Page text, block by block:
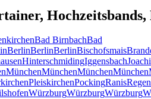
Bad BirnbachBad
BerlinBerlinBerlinBischofsmais
HinterschmidingIggensbach
MünchenMünchenMünchenMünchen
PleiskirchenPockingRanisRegen
WürzburgWürzburgWürzburg